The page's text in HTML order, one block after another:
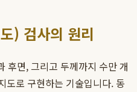
) 검사의 원리
후면, 그리고 두께까지 수만 개
도로 구현하는 기술입니다. 동